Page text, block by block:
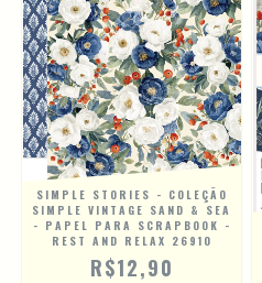
SIMPLE STORIES - COLEÇÃO
SIMPLE VINTAGE SAND & SEA
- PAPEL PARA SCRAPBOOK -
REST AND RELAX 26910
R$12,90